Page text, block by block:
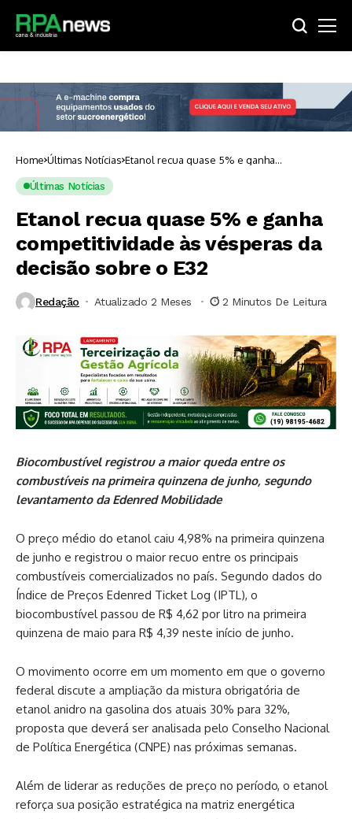
Home Últimas Notícias Etanol recua quase 5% e ganha
competitividade às vésperas da decisão
Últimas Notícias
Etanol recua quase 5% e ganha
competitividade às vésperas da
decisão sobre o E32
Redação Atualizado 2 Meses ⁮ 2 Minutos De Leitura
Biocombustível registrou a maior queda entre os
combustíveis na primeira quinzena de junho, segundo
levantamento da Edenred Mobilidade
O preço médio do etanol caiu 4,98% na primeira quinzena
de junho e registrou o maior recuo entre os principais
combustíveis comercializados no país. Segundo dados do
Índice de Preços Edenred Ticket Log (IPTL), o
biocombustível passou de R$ 4,62 por litro na primeira
quinzena de maio para R$ 4,39 neste início de junho.
O movimento ocorre em um momento em que o governo
federal discute a ampliação da mistura obrigatória de
etanol anidro na gasolina dos atuais 30% para 32%,
proposta que deverá ser analisada pelo Conselho Nacional
de Política Energética (CNPE) nas próximas semanas.
Além de liderar as reduções de preço no período, o etanol
reforça sua posição estratégica na matriz energética